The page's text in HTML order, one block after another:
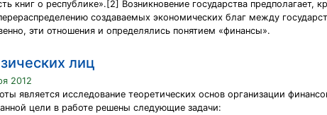
книг о республике».[2] Возникновение государства предполагает,
создаваемых экономических благ между
эти отношения и определялись понятием «финансы».
лиц
2012
является исследование теоретических основ организации
цели в работе решены следующие задачи: